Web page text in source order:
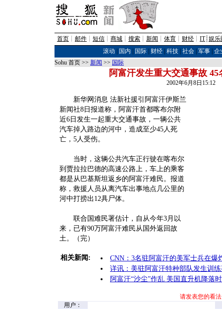
首页 ┊ 邮件 ┊ 短信 ┊ 商城 ┊ 搜索 ┊ 新闻 ┊ 体育 ┊ 财经 ┊ IT┊ 娱乐
滚动
国内 国际| 财经| 科技| 社会| 军事| 企
Sohu 首页 >> 新闻 >> 国际
阿富汗发生重大交通事故
2002年6月8日
新华网消息 法新社援引阿富汗伊斯兰
新闻社8日报道称，阿富汗首都喀布尔附
近6日发生一起重大交通事故，一辆公共
汽车掉入路边的河中，造成至少45人死
亡，5人受伤。
当时，这辆公共汽车正行驶在喀布尔
到贾拉拉巴德的高速公路上，车上的乘客
都是从巴基斯坦返乡的阿富汗难民。报道
称，救援人员从离汽车出事地点几公里的
河中打捞出12具尸体。
联合国难民署估计，自从今年3月以
来，已有90万阿富汗难民从国外返回故
土。（完）
相关新闻:
CNN：3名驻阿富汗的美军士兵在爆
详讯：美驻阿富汗特种部队发生训
阿富汗“沙尘”作乱 美国直升机降落
请发表您的看
用户：